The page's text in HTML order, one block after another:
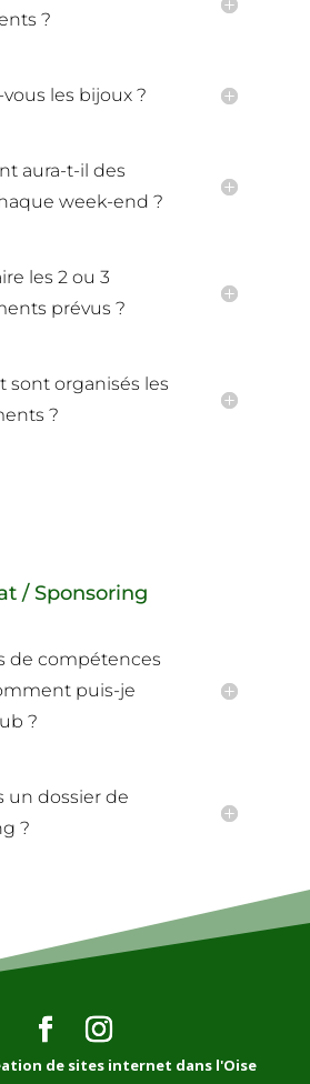
?
les bijoux ?
aura-t-il des
week-end ?
les 2 ou 3
prévus ?
sont organisés les
?
/ Sponsoring
de compétences
puis-je
?
un dossier de
?
de sites internet dans l'Oise